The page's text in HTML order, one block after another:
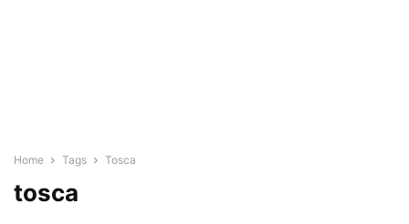
Home Tags Tosca
tosca